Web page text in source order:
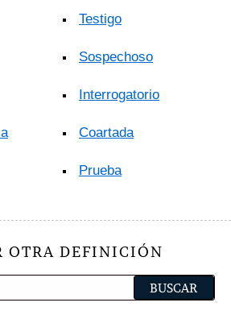
Testigo
Sospechoso
Interrogatorio
Coartada
Prueba
OTRA DEFINICIÓN